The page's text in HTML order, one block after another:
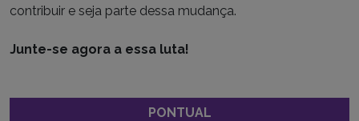
contribuir e seja parte dessa mudança.
Junte-se agora a essa luta!
PONTUAL